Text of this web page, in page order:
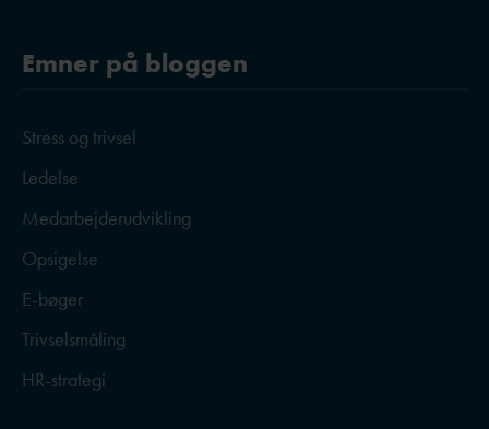
Emner på bloggen
Stress og trivsel
Ledelse
Medarbejderudvikling
Opsigelse
E-bøger
Trivselsmåling
HR-strategi